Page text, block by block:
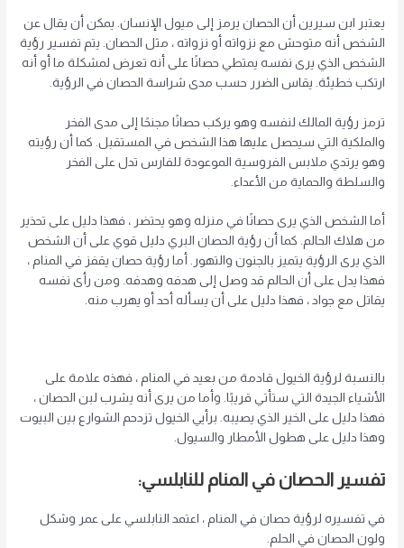
يعتبر ابن سيرين أن الحصان يرمز إلى ميول الإنسان. يمكن أن يقال عن
الشخص أنه متوحش مع نزواته أو نزواته ، مثل الحصان. يتم تفسير رؤية
الشخص الذي يرى نفسه يمتطي حصانًا على أنه تعرض لمشكلة ما أو أنه
ارتكب خطيئة. يقاس الضرر حسب مدى شراسة الحصان في الرؤية.
ترمز رؤية المالك لنفسه وهو يركب حصانًا مجنحًا إلى مدى الفخر
والملكية التي سيحصل عليها هذا الشخص في المستقبل. كما أن رؤيته
وهو يرتدي ملابس الفروسية الموعودة للفارس تدل على الفخر
والسلطة والحماية من الأعداء.
أما الشخص الذي يرى حصانًا في منزله وهو يحتضر ، فهذا دليل على تحذير
من هلاك الحالم. كما أن رؤية الحصان البري دليل قوي على أن الشخص
الذي يرى الرؤية يتميز بالجنون والتهور. أما رؤية حصان يقفز في المنام ،
فهذا يدل على أن الحالم قد وصل إلى هدفه وهدفه. ومن رأى نفسه
يقاتل مع جواد ، فهذا دليل على أن يسأله أحد أو يهرب منه.
بالنسبة لرؤية الخيول قادمة من بعيد في المنام ، فهذه علامة على
الأشياء الجيدة التي ستأتي قريبًا. وأما من يرى أنه يشرب لبن الحصان ،
فهذا دليل على الخير الذي يصيبه. برأيي الخيول تزدحم الشوارع بين البيوت
وهذا دليل على هطول الأمطار والسيول.
تفسير الحصان في المنام للنابلسي:
في تفسيره لرؤية حصان في المنام ، اعتمد النابلسي على عمر وشكل
ولون الحصان في الحلم.